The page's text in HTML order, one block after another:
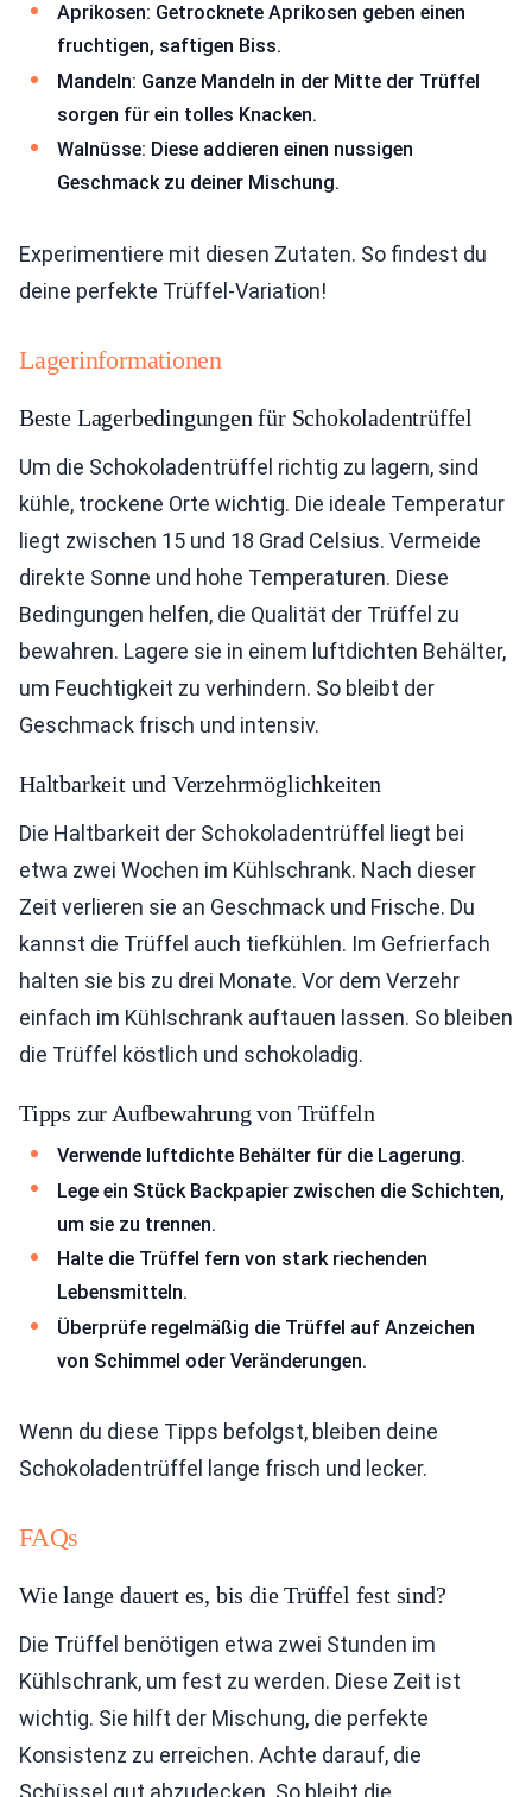
Aprikosen: Getrocknete Aprikosen geben einen
fruchtigen, saftigen Biss.
Mandeln: Ganze Mandeln in der Mitte der Trüffel
sorgen für ein tolles Knacken.
Walnüsse: Diese addieren einen nussigen
Geschmack zu deiner Mischung.
Experimentiere mit diesen Zutaten. So findest du
deine perfekte Trüffel-Variation!
Lagerinformationen
Beste Lagerbedingungen für Schokoladentrüffel
Um die Schokoladentrüffel richtig zu lagern, sind
kühle, trockene Orte wichtig. Die ideale Temperatur
liegt zwischen 15 und 18 Grad Celsius. Vermeide
direkte Sonne und hohe Temperaturen. Diese
Bedingungen helfen, die Qualität der Trüffel zu
bewahren. Lagere sie in einem luftdichten Behälter,
um Feuchtigkeit zu verhindern. So bleibt der
Geschmack frisch und intensiv.
Haltbarkeit und Verzehrmöglichkeiten
Die Haltbarkeit der Schokoladentrüffel liegt bei
etwa zwei Wochen im Kühlschrank. Nach dieser
Zeit verlieren sie an Geschmack und Frische. Du
kannst die Trüffel auch tiefkühlen. Im Gefrierfach
halten sie bis zu drei Monate. Vor dem Verzehr
einfach im Kühlschrank auftauen lassen. So bleiben
die Trüffel köstlich und schokoladig.
Tipps zur Aufbewahrung von Trüffeln
Verwende luftdichte Behälter für die Lagerung.
Lege ein Stück Backpapier zwischen die Schichten,
um sie zu trennen.
Halte die Trüffel fern von stark riechenden
Lebensmitteln.
Überprüfe regelmäßig die Trüffel auf Anzeichen
von Schimmel oder Veränderungen.
Wenn du diese Tipps befolgst, bleiben deine
Schokoladentrüffel lange frisch und lecker.
FAQs
Wie lange dauert es, bis die Trüffel fest sind?
Die Trüffel benötigen etwa zwei Stunden im
Kühlschrank, um fest zu werden. Diese Zeit ist
wichtig. Sie hilft der Mischung, die perfekte
Konsistenz zu erreichen. Achte darauf, die